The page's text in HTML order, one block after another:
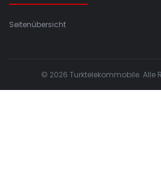
Seitenübersicht
© 2026 Turktelekommobile. Alle